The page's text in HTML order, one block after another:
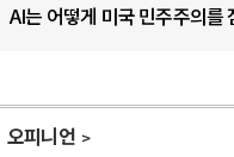
AI는 어떻게 미국 민주주의를
오피니언